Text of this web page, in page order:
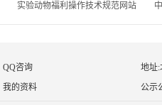
实验动物福利操作技术规范网站
QQ咨询
地址:
我的资料 公示